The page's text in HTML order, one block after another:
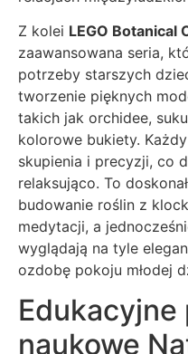
Z kolei LEGO Botanical
zaawansowana seria,
potrzeby starszych
tworzenie pięknych
takich jak orchidee,
kolorowe bukiety.
skupienia i precyzji, co
relaksująco. To
budowanie roślin z
medytacji, a
wyglądają na tyle
ozdobę pokoju młodej
naukowe